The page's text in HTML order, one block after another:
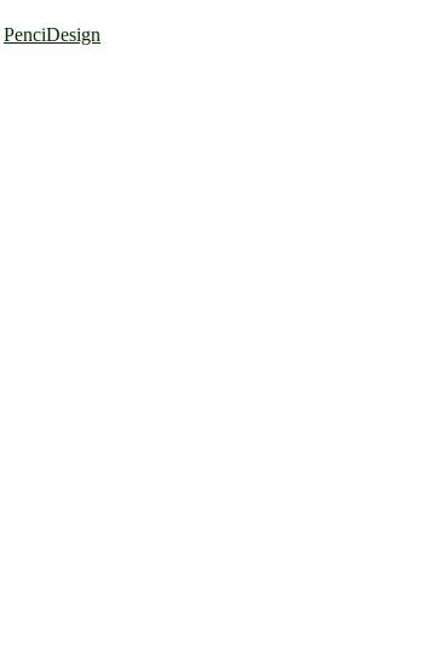
PenciDesign